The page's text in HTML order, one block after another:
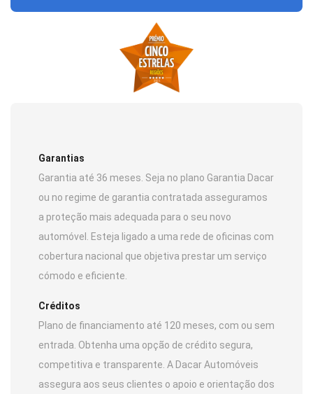
Garantias
Garantia até 36 meses. Seja no plano Garantia Dacar
ou no regime de garantia contratada asseguramos
a proteção mais adequada para o seu novo
automóvel. Esteja ligado a uma rede de oficinas com
cobertura nacional que objetiva prestar um serviço
cómodo e eficiente.
Créditos
Plano de financiamento até 120 meses, com ou sem
entrada. Obtenha uma opção de crédito segura,
competitiva e transparente. A Dacar Automóveis
assegura aos seus clientes o apoio e orientação dos